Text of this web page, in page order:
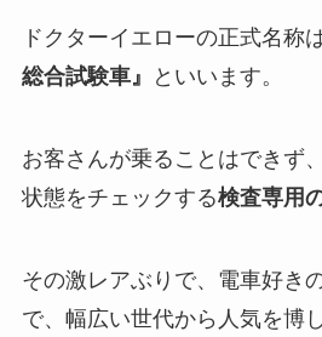
ドクターイエローの正式名称
総合試験車』
といいます。
お客さんが乗ることはできず
状態をチェックする検査専用
その激レアぶりで、電車好き
で、幅広い世代から人気を博